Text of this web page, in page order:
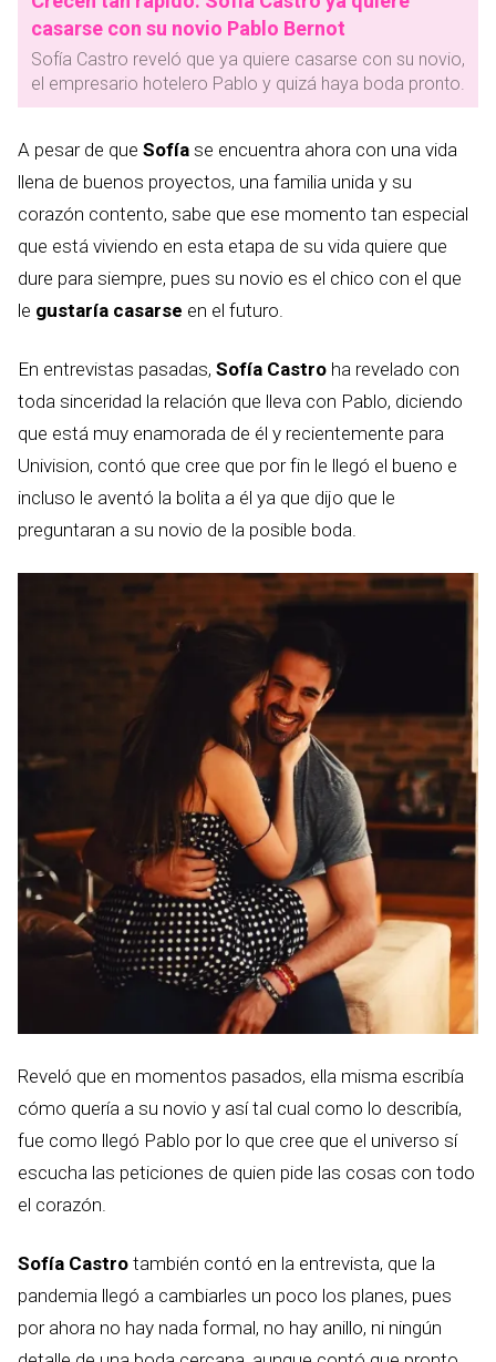
casarse con su novio Pablo Bernot
Sofía Castro reveló que ya quiere casarse con su novio,
el empresario hotelero Pablo y quizá haya boda pronto.
A pesar de que Sofía se encuentra ahora con una vida
llena de buenos proyectos, una familia unida y su
corazón contento, sabe que ese momento tan especial
que está viviendo en esta etapa de su vida quiere que
dure para siempre, pues su novio es el chico con el que
le gustaría casarse en el futuro.
En entrevistas pasadas, Sofía Castro ha revelado con
toda sinceridad la relación que lleva con Pablo, diciendo
que está muy enamorada de él y recientemente para
Univision, contó que cree que por fin le llegó el bueno e
incluso le aventó la bolita a él ya que dijo que le
preguntaran a su novio de la posible boda.
Reveló que en momentos pasados, ella misma escribía
cómo quería a su novio y así tal cual como lo describía,
fue como llegó Pablo por lo que cree que el universo sí
escucha las peticiones de quien pide las cosas con todo
el corazón.
Sofía Castro también contó en la entrevista, que la
pandemia llegó a cambiarles un poco los planes, pues
por ahora no hay nada formal, no hay anillo, ni ningún